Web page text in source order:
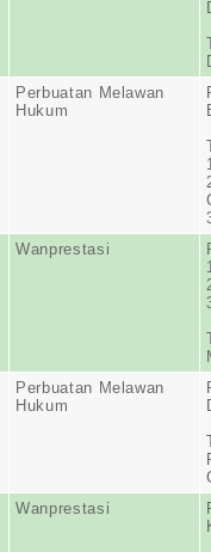
Perbuatan Melawan
Hukum
Wanprestasi
Perbuatan Melawan
Hukum
Wanprestasi